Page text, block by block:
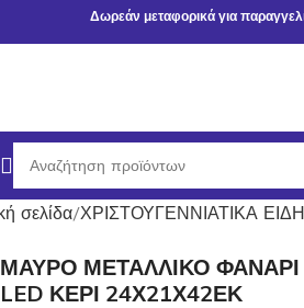
Δωρεάν μεταφορικά για
σελίδα ΧΡΙΣΤΟΥΓΕΝΝΙΑΤΙΚΑ ΕΙΔΗ
ΜΑΥΡΟ ΜΕΤΑΛΛΙΚΟ ΦΑΝΑΡΙ
LED ΚΕΡΙ 24Χ21Χ42ΕΚ